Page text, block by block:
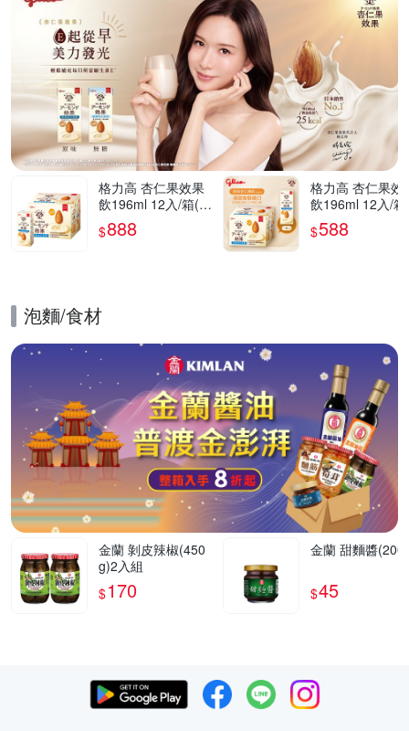
格力高 杏仁果效果
飲196ml 12入/箱(原
味/無糖) 任選2箱
$888
格力高 杏仁果效
飲196ml 12入/
味/無糖)
$588
泡麵/食材
金蘭 剝皮辣椒(450
g)2入組
$170
金蘭 甜麵醬
$45